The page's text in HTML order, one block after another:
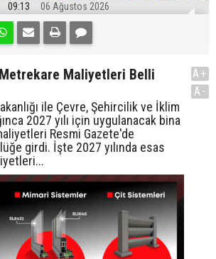
09:13 06 Ağustos 2026
Metrekare Maliyetleri Belli
ile Çevre, Şehircilik ve İklim
2027 yılı için uygulanacak bina
Resmi Gazete'de
girdi. İşte 2027 yılında esas
A+
A-